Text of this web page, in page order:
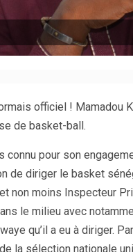
officiel ! Mamadou
de basket-ball.
connu pour son
de diriger le basket
non moins Inspecteur
le milieu avec
qu’il a eu à diriger.
la sélection nationale